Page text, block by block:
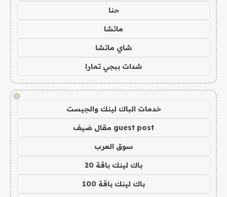
حنا
ماتشا
شاي ماتشا
شدات ببجي تمارا
!
خدمات الباك لينك والجيست
guest post مقال ضيف
سوق العرب
باك لينك باقة 20
باك لينك باقة 100